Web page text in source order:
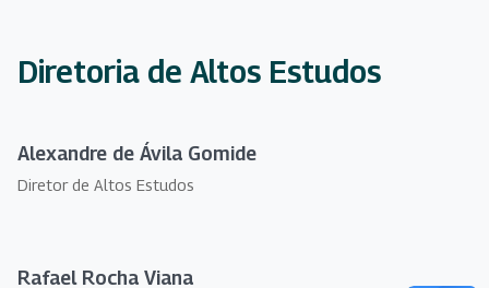
Diretoria de Altos Estudos
Alexandre de Ávila Gomide
Diretor de Altos Estudos
Rafael Rocha Viana